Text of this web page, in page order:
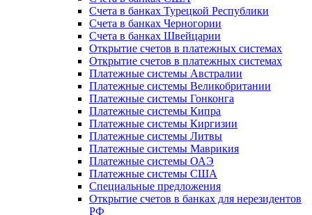
Счета в банках Турецкой Республики
Счета в банках Черногории
Счета в банках Швейцарии
Открытие счетов в платежных системах
Открытие счетов в платежных системах
Платежные системы Австралии
Платежные системы Великобритании
Платежные системы Гонконга
Платежные системы Кипра
Платежные системы Киргизии
Платежные системы Литвы
Платежные системы Маврикия
Платежные системы ОАЭ
Платежные системы США
Специальные предложения
Открытие счетов в банках для нерезидентов
РФ